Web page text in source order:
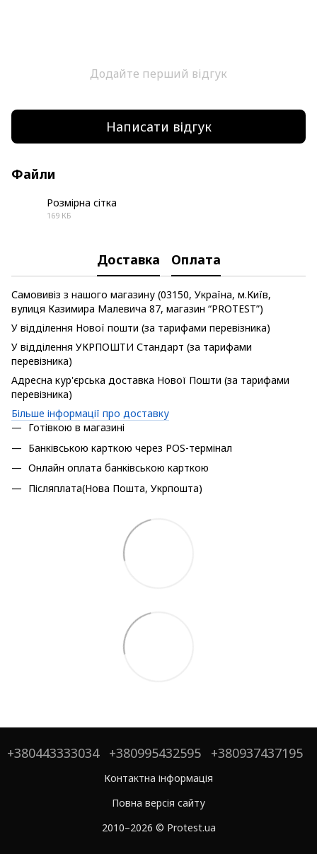
Додайте перший відгук
Написати відгук
Файли
Розмірна сітка
169 КБ
Доставка Оплата
Самовивіз з нашого магазину (03150, Україна, м.Київ,
вулиця Казимира Малевича 87, магазин “PROTEST”)
У відділення Нової пошти (за тарифами перевізника)
У відділення УКРПОШТИ Стандарт (за тарифами
перевізника)
Адресна кур'єрська доставка Нової Пошти (за тарифами
перевізника)
Більше інформації про доставку
Готівкою в магазині
Банківською карткою через POS-термінал
Онлайн оплата банківською карткою
Післяплата(Нова Пошта, Укрпошта)
+380443333034 +380995432595 +380937437195
Контактна інформація
Повна версія сайту
2010–2026 © Protest.ua